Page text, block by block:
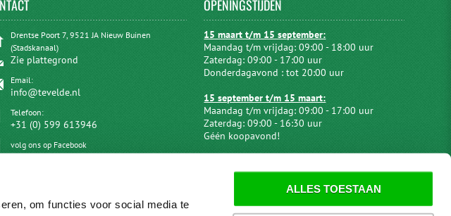
om functies voor social media te
ALLES TOESTAAN
Drentse Poort 7, 9521 JA Nieuw Buinen
(Stadskanaal)
Zie plattegrond
Email:
info@tevelde.nl
Telefoon:
+31 (0) 599 613946
volg ons op Facebook
OPENINGSTIJDEN
15 maart t/m 15 september:
Maandag t/m vrijdag: 09:00 - 18:00 uur
Zaterdag: 09:00 - 17:00 uur
Donderdagavond : tot 20:00 uur
15 september t/m 15 maart:
Maandag t/m vrijdag: 09:00 - 17:00 uur
Zaterdag: 09:00 - 16:30 uur
Géén koopavond!